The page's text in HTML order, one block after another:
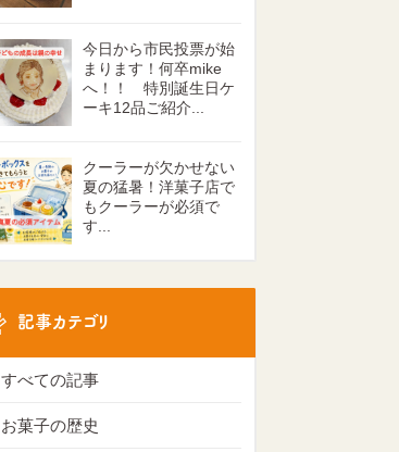
今日から市民投票が始
まります！何卒mike
へ！！ 特別誕生日ケ
ーキ12品ご紹介...
クーラーが欠かせない
夏の猛暑！洋菓子店で
もクーラーが必須で
す...
記事カテゴリ
すべての記事
お菓子の歴史